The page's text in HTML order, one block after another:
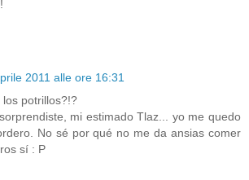
2011 alle ore 16:31
los potrillos?!?
mi estimado Tlaz... yo me quedo
No sé por qué no me da ansias comer
sí : P